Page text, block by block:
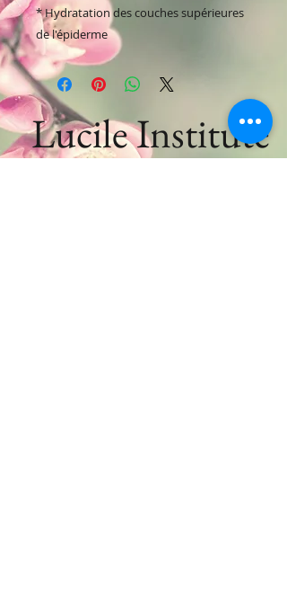
* Hydratation des couches supérieures
de l'épiderme
Lucile Institute